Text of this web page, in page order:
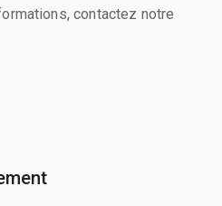
contactez notre